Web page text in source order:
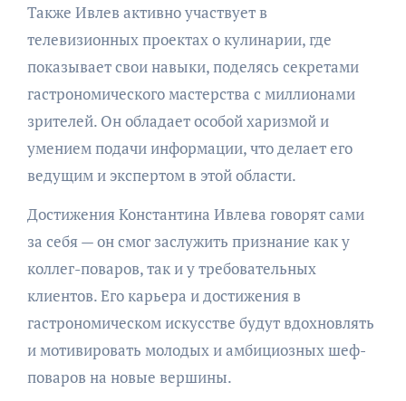
Также Ивлев активно участвует в
телевизионных проектах о кулинарии, где
показывает свои навыки, поделясь секретами
гастрономического мастерства с миллионами
зрителей. Он обладает особой харизмой и
умением подачи информации, что делает его
ведущим и экспертом в этой области.
Достижения Константина Ивлева говорят сами
за себя — он смог заслужить признание как у
коллег-поваров, так и у требовательных
клиентов. Его карьера и достижения в
гастрономическом искусстве будут вдохновлять
и мотивировать молодых и амбициозных шеф-
поваров на новые вершины.